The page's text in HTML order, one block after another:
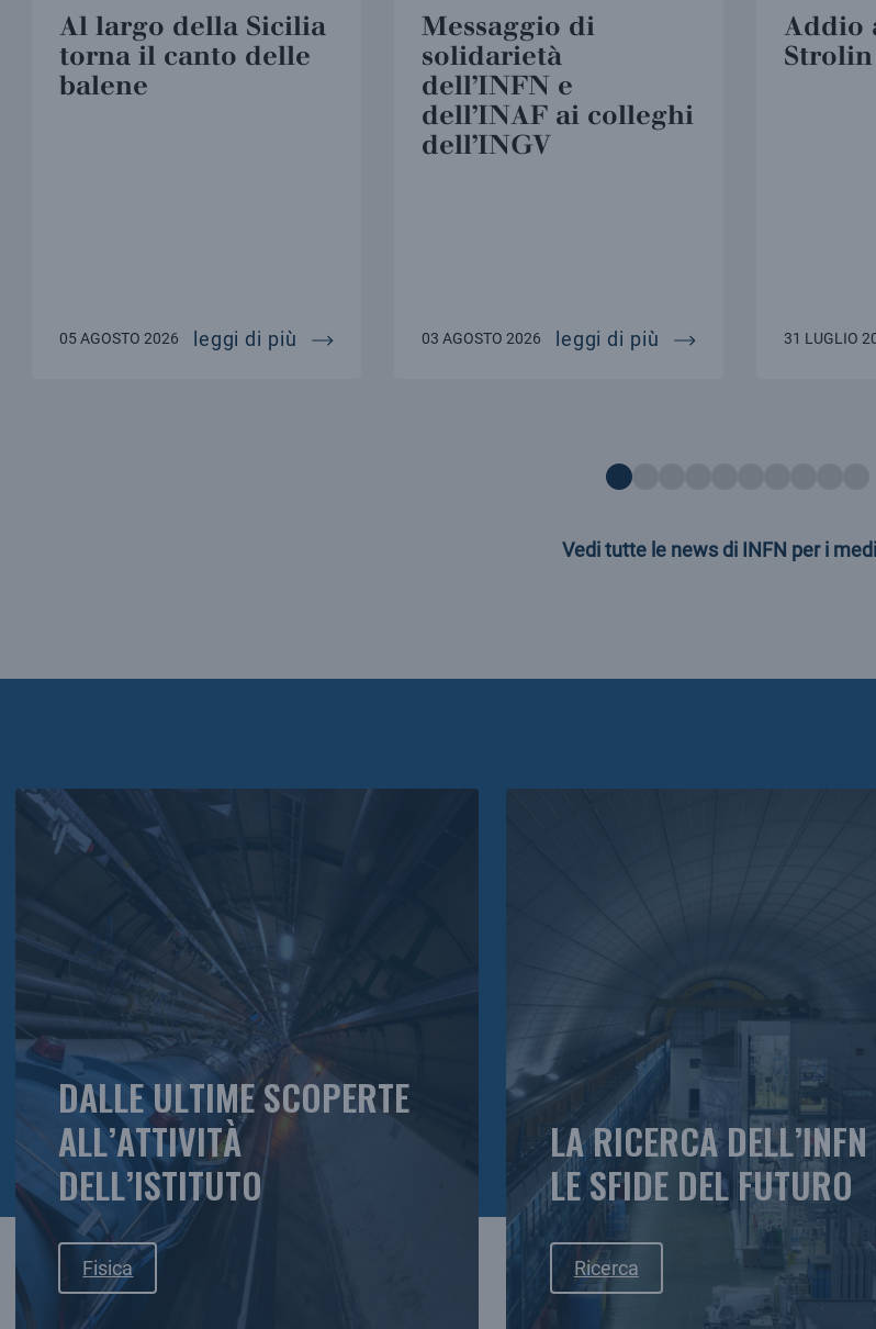
15 milioni di euro
ams è pronto per lo spazio
accompagnerà einstein telescope verso la realizzazione
Al largo della Sicilia
torna il canto delle
balene
05 AGOSTO 2026 leggi di più al largo della sicilia torna il canto delle balene
Messaggio di
solidarietà
dell’INFN e
dell’INAF ai colleghi
dell’INGV
03 AGOSTO 2026 leggi di più messaggio di
Addio
Strolin
31 LUGLIO
Vedi tutte le news di INFN per i
DALLE ULTIME SCOPERTE
ALL’ATTIVITÀ
DELL’ISTITUTO
Fisica
LA RICERCA DELL’INFN
LE SFIDE DEL FUTURO
Ricerca